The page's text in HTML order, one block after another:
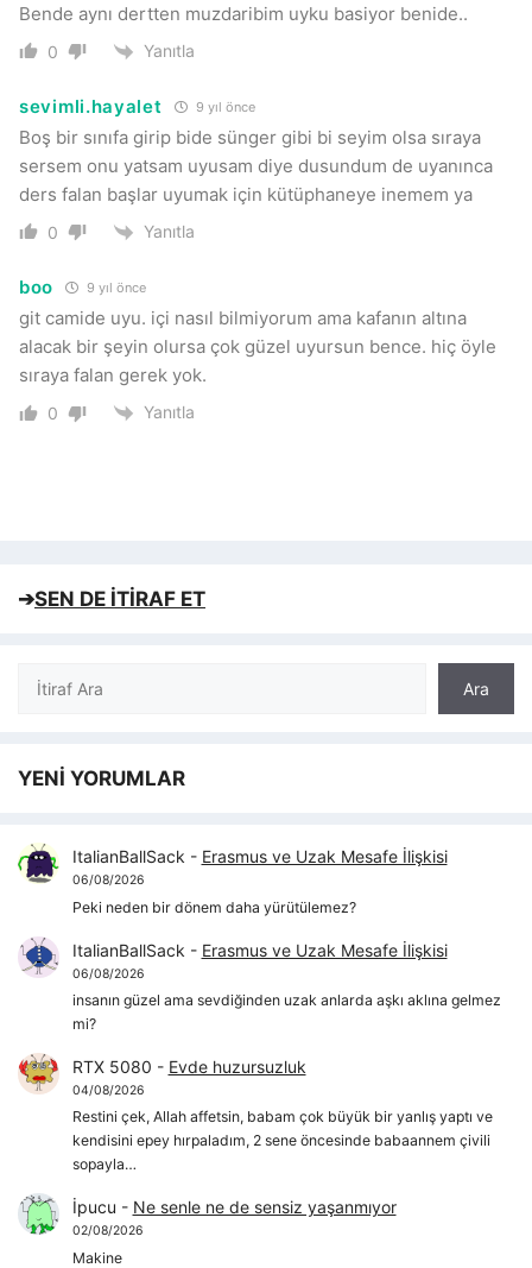
Bende aynı dertten muzdaribim uyku basiyor benide..
0 Yanıtla
sevimli.hayalet 9 yıl önce
Boş bir sınıfa girip bide sünger gibi bi seyim olsa sıraya
sersem onu yatsam uyusam diye dusundum de uyanınca
ders falan başlar uyumak için kütüphaneye inemem ya
0 Yanıtla
boo 9 yıl önce
git camide uyu. içi nasıl bilmiyorum ama kafanın altına
alacak bir şeyin olursa çok güzel uyursun bence. hiç öyle
sıraya falan gerek yok.
0 Yanıtla
➔SEN DE İTİRAF ET
Ara
Ara
YENİ YORUMLAR
ItalianBallSack - Erasmus ve Uzak Mesafe İlişkisi
06/08/2026
Peki neden bir dönem daha yürütülemez?
ItalianBallSack - Erasmus ve Uzak Mesafe İlişkisi
06/08/2026
insanın güzel ama sevdiğinden uzak anlarda aşkı aklına gelmez
mi?
RTX 5080 - Evde huzursuzluk
04/08/2026
Restini çek, Allah affetsin, babam çok büyük bir yanlış yaptı ve
kendisini epey hırpaladım, 2 sene öncesinde babaannem çivili
sopayla…
İpucu - Ne senle ne de sensiz yaşanmıyor
02/08/2026
Makine